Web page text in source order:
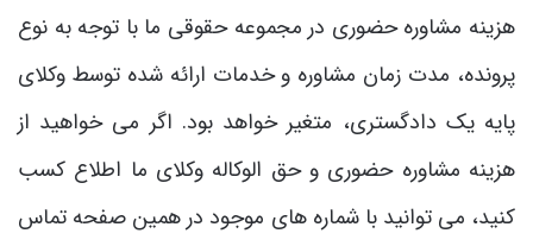
هزینه مشاوره حضوری در مجموعه حقوقی ما با توجه به نوع
پرونده، مدت زمان مشاوره و خدمات ارائه شده توسط وکلای
پایه یک دادگستری، متغیر خواهد بود. اگر می‌ خواهید از
هزینه مشاوره حضوری و حق الوکاله وکلای ما اطلاع کسب
کنید، می ‌توانید با شماره‌ های موجود در همین صفحه تماس